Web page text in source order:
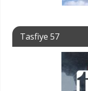
Tasfiye 57